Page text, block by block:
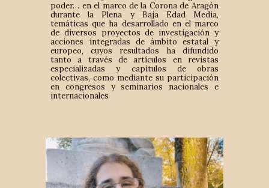
poder… en el marco de la Corona de Aragón
durante la Plena y Baja Edad Media,
temáticas que ha desarrollado en el marco
de diversos proyectos de investigación y
acciones integradas de ámbito estatal y
europeo, cuyos resultados ha difundido
tanto a través de artículos en revistas
especializadas y capítulos de obras
colectivas, como mediante su participación
en congresos y seminarios nacionales e
internacionales